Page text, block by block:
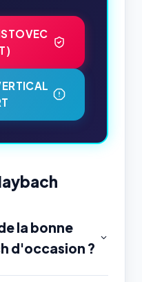
la bonne
d'occasion ?